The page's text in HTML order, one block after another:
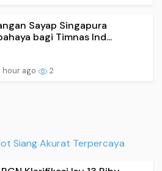
Sayap Singapura
bagi Timnas Ind...
hour ago 2
Siang Akurat Terpercaya